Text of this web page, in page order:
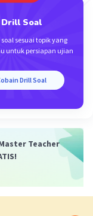
dan
Drill Soal
sesuai topik yang
untuk persiapan ujian
Drill Soal
Teacher